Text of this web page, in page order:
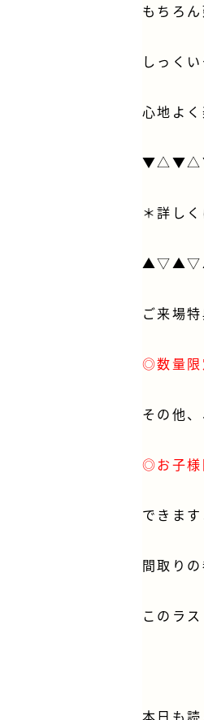
もちろ
しっく
心地よ
＊詳し
ご来場特
◎数量限
その他、
◎お子様
できま
間取り
このラ
本日も